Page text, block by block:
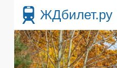
ЖДбилет.ру